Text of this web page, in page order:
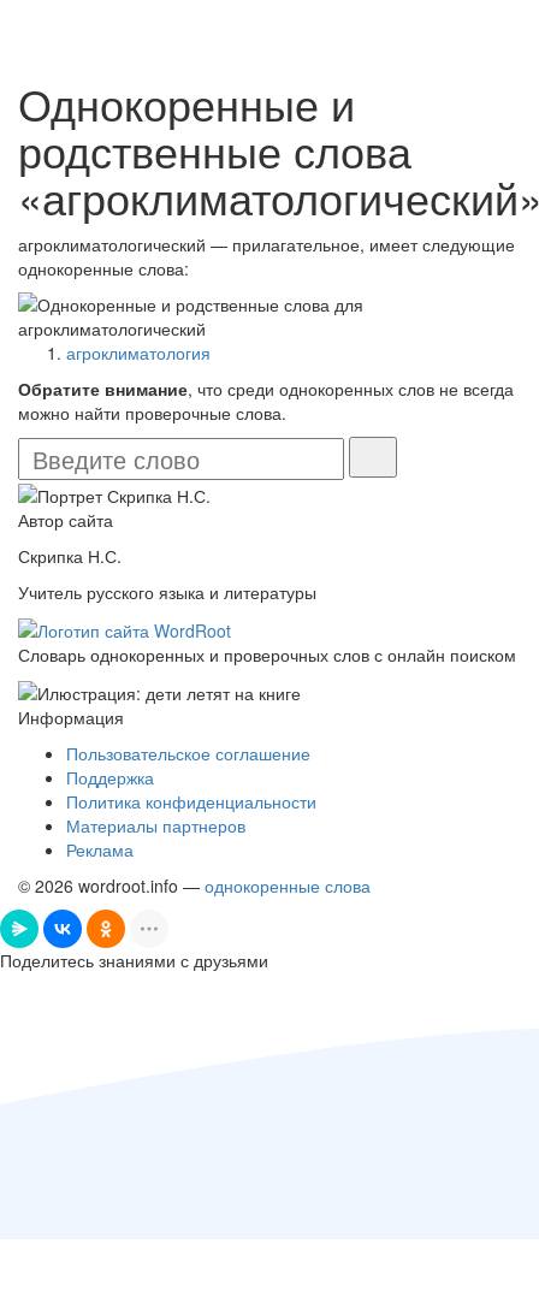
Однокоренные и
родственные слова
агроклиматологический — прилагательное, имеет следующие
однокоренные слова:
агроклиматология
Обратите внимание, что среди однокоренных слов не всегда
можно найти проверочные слова.
Автор сайта
Скрипка Н.С.
Учитель русского языка и литературы
Словарь однокоренных и проверочных слов с онлайн поиском
Информация
Пользовательское соглашение
Поддержка
Политика конфиденциальности
Материалы партнеров
Реклама
© 2026 wordroot.info — однокоренные слова
Поделитесь знаниями с друзьями